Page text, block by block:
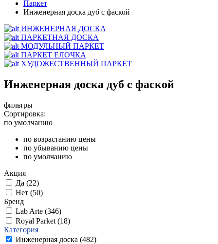
Паркет
Инженерная доска дуб с фаской
ИНЖЕНЕРНАЯ ДОСКА
ПАРКЕТНАЯ ДОСКА
МОДУЛЬНЫЙ ПАРКЕТ
ПАРКЕТ ЕЛОЧКА
ХУДОЖЕСТВЕННЫЙ ПАРКЕТ
Инженерная доска дуб с фаской
фильтры
Сортировка:
по умолчанию
по возрастанию цены
по убыванию цены
по умолчанию
Акция
Да (22)
Нет (50)
Бренд
Lab Arte (346)
Royal Parket (18)
Категория
Инженерная доска (482)